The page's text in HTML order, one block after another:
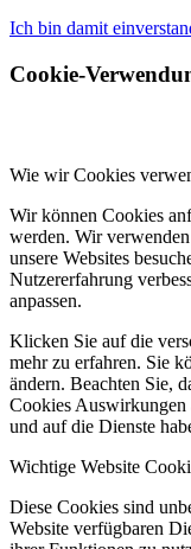
Ich bin damit
Cookie-
Wie wir Cookies
Wir können Cookies
werden. Wir
unsere Websites
Nutzererfahrung
anpassen.
Klicken Sie auf die
mehr zu erfahren. Sie
ändern. Beachten Sie,
Cookies Auswirkungen
und auf die Dienste
Wichtige Website
Diese Cookies sind
Website verfügbaren